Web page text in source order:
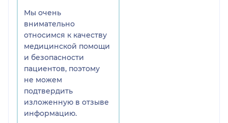
углубленность
импланта,то и так
визуально было видно во
рту, что имплант не
углублен и он виден над
десной. А так же это было
прекрасно видно на
снимке КТ, где можно все
увидеть все до
миллиметра.
Мы очень
внимательно
относимся к качеству
медицинской помощи
и безопасности
пациентов, поэтому
не можем
подтвердить
изложенную в отзыве
информацию.